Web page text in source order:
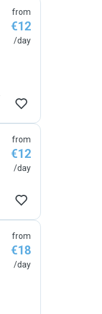
from
€12
/day
from
€12
/day
from
€18
/day